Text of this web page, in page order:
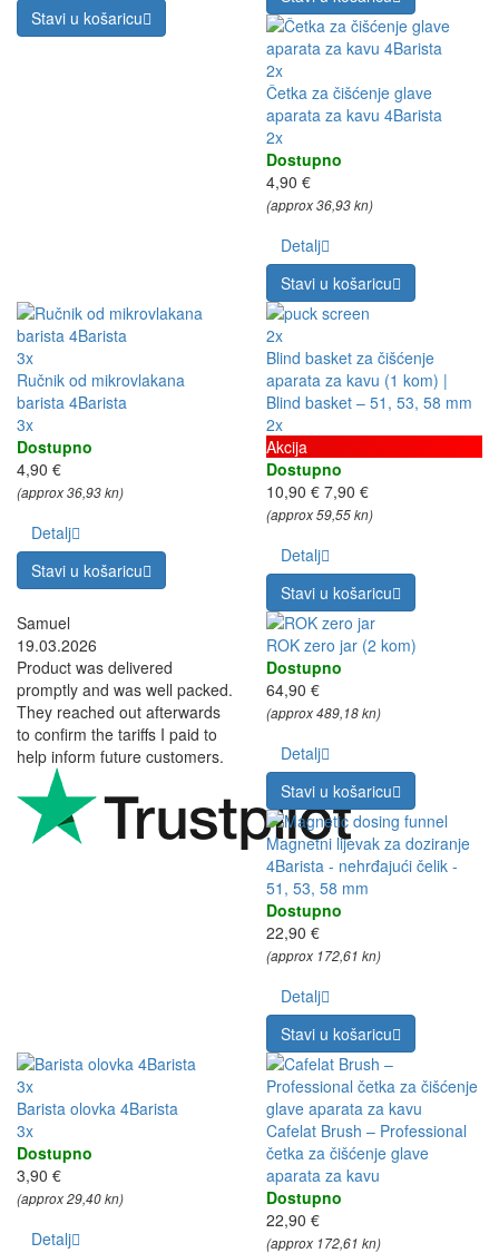
Stavi u košaricu
2x
Četka za čišćenje glave
aparata za kavu 4Barista
2x
Dostupno
4,90 €
(approx 36,93 kn)
Detalj
Stavi u košaricu
3x
Ručnik od mikrovlakana
barista 4Barista
3x
Dostupno
4,90 €
(approx 36,93 kn)
Detalj
Stavi u košaricu
2x
Blind basket za čišćenje
aparata za kavu (1 kom) |
Blind basket – 51, 53, 58 mm
2x
Akcija
Dostupno
10,90 € 7,90 €
(approx 59,55 kn)
Detalj
Stavi u košaricu
Samuel
19.03.2026
Product was delivered
promptly and was well packed.
They reached out afterwards
to confirm the tariffs I paid to
help inform future customers.
ROK zero jar (2 kom)
Dostupno
64,90 €
(approx 489,18 kn)
Detalj
Stavi u košaricu
Magnetni lijevak za doziranje
4Barista - nehrđajući čelik -
51, 53, 58 mm
Dostupno
22,90 €
(approx 172,61 kn)
Detalj
Stavi u košaricu
3x
Barista olovka 4Barista
3x
Dostupno
3,90 €
(approx 29,40 kn)
Detalj
Cafelat Brush – Professional
četka za čišćenje glave
aparata za kavu
Dostupno
22,90 €
(approx 172,61 kn)